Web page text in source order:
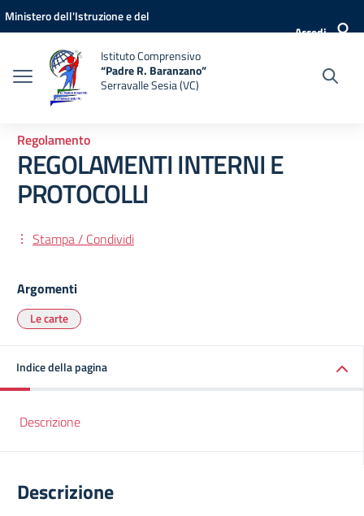
Vai ai contenuti
Vai al menu di navigazione
Vai al footer
Ministero dell'Istruzione e del
Accedi
Istituto Comprensivo
“Padre R. Baranzano”
Serravalle Sesia (VC)
Regolamento
REGOLAMENTI INTERNI E
PROTOCOLLI
Stampa / Condividi
Argomenti
Le carte
Indice della pagina
Descrizione
Descrizione